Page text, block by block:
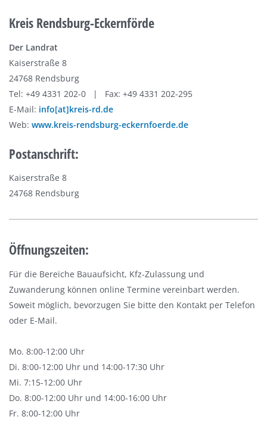
Kreis Rendsburg-Eckernförde
Der Landrat
Kaiserstraße 8
24768 Rendsburg
Tel: +49 4331 202-0 | Fax: +49 4331 202-295
E-Mail: info[at]kreis-rd.de
Web: www.kreis-rendsburg-eckernfoerde.de
Postanschrift:
Kaiserstraße 8
24768 Rendsburg
Öffnungszeiten:
Für die Bereiche Bauaufsicht, Kfz-Zulassung und
Zuwanderung können online Termine vereinbart werden.
Soweit möglich, bevorzugen Sie bitte den Kontakt per Telefon
oder E-Mail.
Mo. 8:00-12:00 Uhr
Di. 8:00-12:00 Uhr und 14:00-17:30 Uhr
Mi. 7:15-12:00 Uhr
Do. 8:00-12:00 Uhr und 14:00-16:00 Uhr
Fr. 8:00-12:00 Uhr